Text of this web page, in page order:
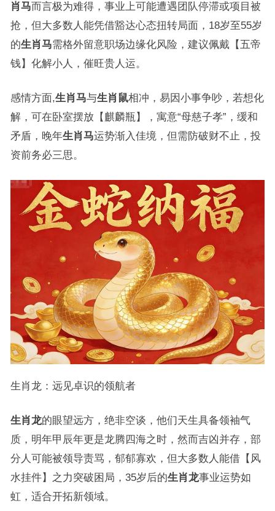
肖马而言极为难得，事业上可能遭遇团队停滞或项目被
抢，但大多数人能凭借豁达心态扭转局面，18岁至55岁
的生肖马需格外留意职场边缘化风险，建议佩戴【五帝
钱】化解小人，催旺贵人运。
感情方面,生肖马与生肖鼠相冲，易因小事争吵，若想化
解，可在卧室摆放【麒麟瓶】，寓意“母慈子孝”，缓和
矛盾，晚年生肖马运势渐入佳境，但需防破财不止，投
资前务必三思。
生肖龙：远见卓识的领航者
生肖龙的眼望远方，绝非空谈，他们天生具备领袖气
质，明年甲辰年更是龙腾四海之时，然而吉凶并存，部
分人可能被领导责骂，郁郁寡欢，但大多数人能借【风
水挂件】之力突破困局，35岁后的生肖龙事业运势如
虹，适合开拓新领域。